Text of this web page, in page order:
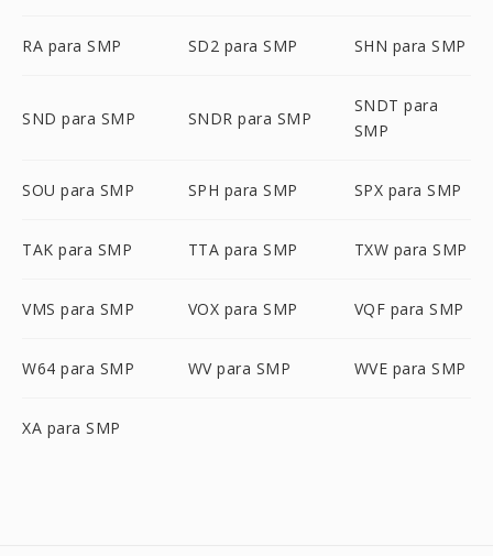
RA para SMP SD2 para SMP SHN para SMP
SND para SMP SNDR para SMP
SNDT para
SMP
SOU para SMP SPH para SMP SPX para SMP
TAK para SMP TTA para SMP TXW para SMP
VMS para SMP VOX para SMP VQF para SMP
W64 para SMP WV para SMP WVE para SMP
XA para SMP